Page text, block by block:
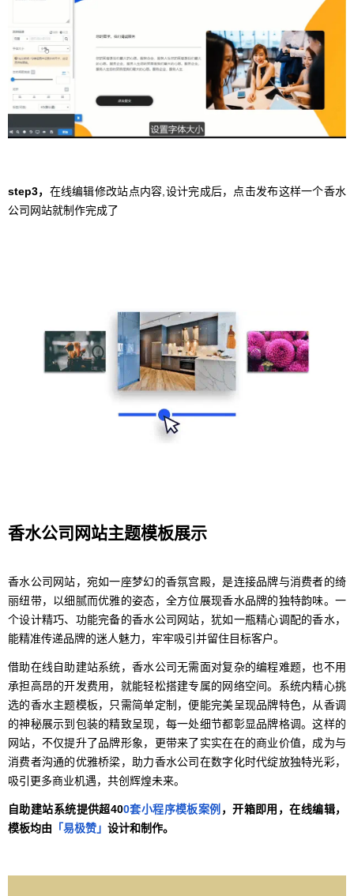
step3， 在线编辑修改站点内容,设计完成后，点击发布这样一个香水
公司网站就制作完成了
香水公司网站主题模板展示
香水公司网站，宛如一座梦幻的香氛宫殿，是连接品牌与消费者的绮
丽纽带，以细腻而优雅的姿态，全方位展现香水品牌的独特韵味。一
个设计精巧、功能完备的香水公司网站，犹如一瓶精心调配的香水，
能精准传递品牌的迷人魅力，牢牢吸引并留住目标客户。
借助在线自助建站系统，香水公司无需面对复杂的编程难题，也不用
承担高昂的开发费用，就能轻松搭建专属的网络空间。系统内精心挑
选的香水主题模板，只需简单定制，便能完美呈现品牌特色，从香调
的神秘展示到包装的精致呈现，每一处细节都彰显品牌格调。这样的
网站，不仅提升了品牌形象，更带来了实实在在的商业价值，成为与
消费者沟通的优雅桥梁，助力香水公司在数字化时代绽放独特光彩，
吸引更多商业机遇，共创辉煌未来。
自助建站系统提供超400套小程序模板案例 ，开箱即用，在线编辑，
模板均由 「易极赞」 设计和制作。